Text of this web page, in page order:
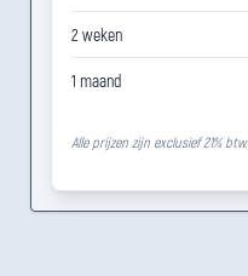
2 weken
1 maand
Alle prijzen zijn exclusief 21% btw.